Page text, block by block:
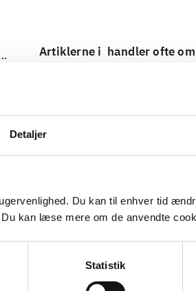
Detaljer
Du kan til enhver tid
kan læse mere om de anvendte
Statistik
Artiklerne i handler ofte om